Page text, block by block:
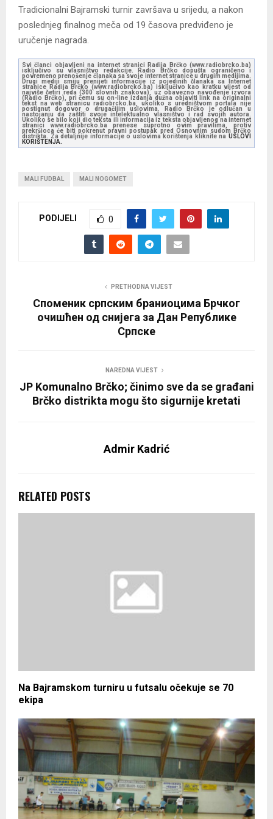
Tradicionalni Bajramski turnir završava u srijedu, a nakon
poslednjeg finalnog meča od 19 časova predviđeno je
uručenje nagrada.
Svi članci objavljeni na internet stranici Radija Brčko (www.radiobrcko.ba)
isključivo su vlasništvo redakcije. Radio Brčko dopušta ograničeno i
povremeno prenošenje članaka sa svoje internet stranice u drugim medijima.
Drugi mediji smiju prenijeti informacije iz pojedinih članaka sa Internet
stranice Radija Brčko (www.radiobrcko.ba) isključivo kao kratku vijest od
najviše četiri reda (300 slovnih znakova), uz obavezno navođenje izvora
(Radio Brčko), pri čemu su on-line izdanja dužna objaviti link na originalni
tekst na web stranicu radiobrcko.ba, ukoliko s uredništvom portala nije
postignut dogovor o drugačijim uslovima. Radio Brčko je odlučan u
nastojanju da zaštiti svoje intelektualno vlasništvo i rad svojih autora.
Ukoliko se bilo koji dio teksta ili informacija iz teksta objavljenog na internet
stranici www.radiobrcko.ba prenese suprotno ovim pravilima, protiv
prekršioca će biti pokrenut pravni postupak pred Osnovnim sudom Brčko
distrikta. Za detaljnije informacije o uslovima korištenja kliknite na USLOVI
KORIŠTENJA.
MALI FUDBAL MALI NOGOMET
PODIJELI 0
PRETHODNA VIJEST
Споменик српским браниоцима Брчког
очишћен од снијега за Дан Републике
Српске
NAREDNA VIJEST
JP Komunalno Brčko; činimo sve da se građani
Brčko distrikta mogu što sigurnije kretati
Admir Kadrić
RELATED POSTS
Na Bajramskom turniru u futsalu očekuje se 70
ekipa